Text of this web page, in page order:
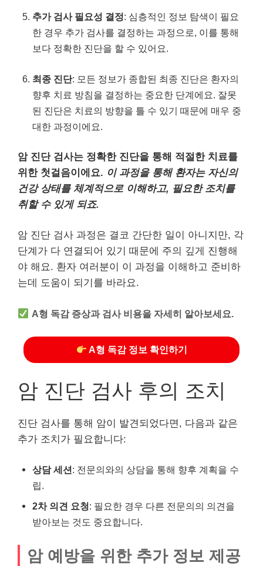
추가 검사 필요성 결정: 심층적인 정보 탐색이 필요
한 경우 추가 검사를 결정하는 과정으로, 이를 통해
보다 정확한 진단을 할 수 있어요.
최종 진단: 모든 정보가 종합된 최종 진단은 환자의
향후 치료 방침을 결정하는 중요한 단계에요. 잘못
된 진단은 치료의 방향을 틀 수 있기 때문에 매우 중
대한 과정이에요.
암 진단 검사는 정확한 진단을 통해 적절한 치료를
위한 첫걸음이에요. 이 과정을 통해 환자는 자신의
건강 상태를 체계적으로 이해하고, 필요한 조치를
취할 수 있게 되죠.
암 진단 검사 과정은 결코 간단한 일이 아니지만, 각
단계가 다 연결되어 있기 때문에 주의 깊게 진행해
야 해요. 환자 여러분이 이 과정을 이해하고 준비하
는데 도움이 되기를 바라요.
A형 독감 증상과 검사 비용을 자세히 알아보세요.
A형 독감 정보 확인하기
암 진단 검사 후의 조치
진단 검사를 통해 암이 발견되었다면, 다음과 같은
추가 조치가 필요합니다:
상담 세션 : 전문의와의 상담을 통해 향후 계획을 수
립.
2차 의견 요청: 필요한 경우 다른 전문의의 의견을
받아보는 것도 중요합니다.
암 예방을 위한 추가 정보 제공